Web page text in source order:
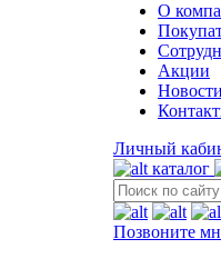
О
Акции
Новости
Личный
каталог
Позвоните